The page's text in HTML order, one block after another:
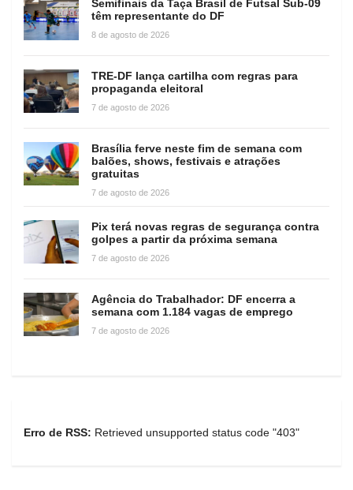
Semifinais da Taça Brasil de Futsal Sub-09
têm representante do DF
8 de agosto de 2026
TRE-DF lança cartilha com regras para
propaganda eleitoral
7 de agosto de 2026
Brasília ferve neste fim de semana com
balões, shows, festivais e atrações
gratuitas
7 de agosto de 2026
Pix terá novas regras de segurança contra
golpes a partir da próxima semana
7 de agosto de 2026
Agência do Trabalhador: DF encerra a
semana com 1.184 vagas de emprego
7 de agosto de 2026
Erro de RSS: Retrieved unsupported status code "403"